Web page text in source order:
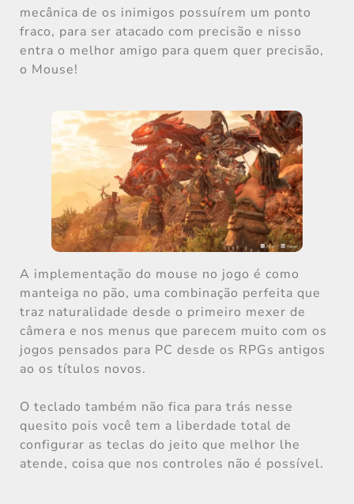
mecânica de os inimigos possuírem um ponto
fraco, para ser atacado com precisão e nisso
entra o melhor amigo para quem quer precisão,
o Mouse!
A implementação do mouse no jogo é como
manteiga no pão, uma combinação perfeita que
traz naturalidade desde o primeiro mexer de
câmera e nos menus que parecem muito com os
jogos pensados para PC desde os RPGs antigos
ao os títulos novos.
O teclado também não fica para trás nesse
quesito pois você tem a liberdade total de
configurar as teclas do jeito que melhor lhe
atende, coisa que nos controles não é possível.